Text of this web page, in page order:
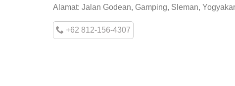
Alamat: Jalan Godean, Gamping, Sleman,
+62 812-156-4307